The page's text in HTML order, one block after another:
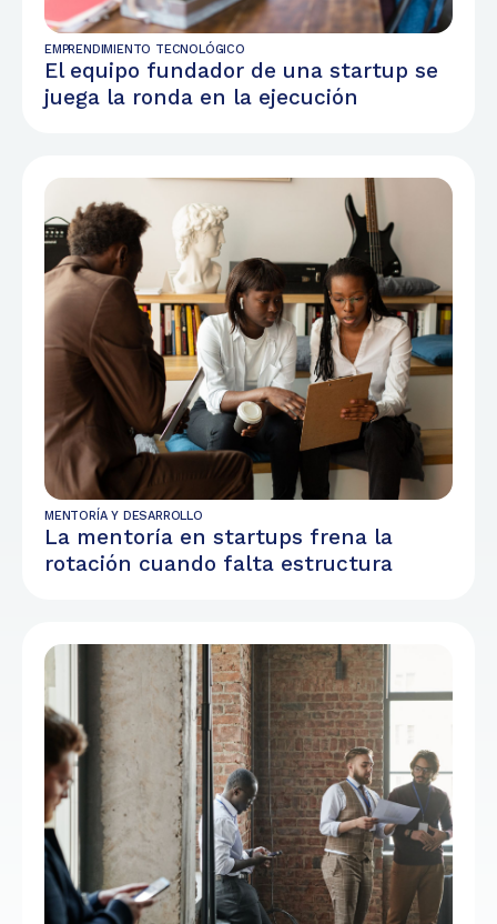
EMPRENDIMIENTO TECNOLÓGICO
El equipo fundador de una startup se
juega la ronda en la ejecución
MENTORÍA Y DESARROLLO
La mentoría en startups frena la
rotación cuando falta estructura